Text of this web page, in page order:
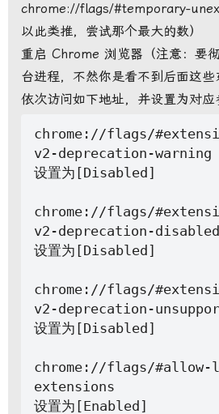
chrome://flags/#temporary-
以此类推，尝试那个最大的数）
重启 Chrome 浏览器（注意：要
台进程，不然你是看不到后面这些
依次访问如下地址，并设置为对应
chrome://flags/
v2-deprecation-warning
设置为[Disabled]
chrome://flags/
v2-deprecation-disabled
设置为[Disabled]
chrome://flags/
v2-deprecation-
设置为[Disabled]
chrome://flags/#allow-
extensions